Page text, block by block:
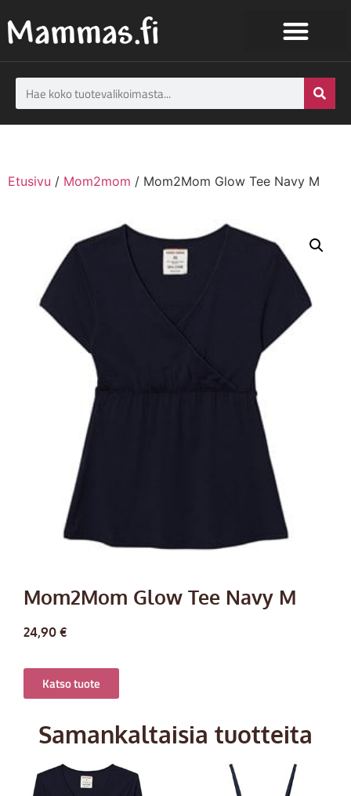
Etusivu / Mom2mom / Mom2Mom Glow Tee Navy M
Mom2Mom Glow Tee Navy M
24,90 €
Katso tuote
Samankaltaisia tuotteita